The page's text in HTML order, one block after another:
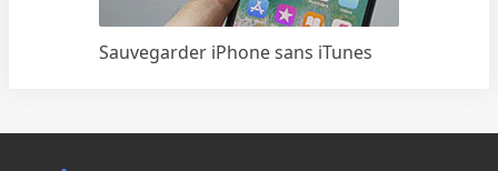
Sauvegarder iPhone sans iTunes